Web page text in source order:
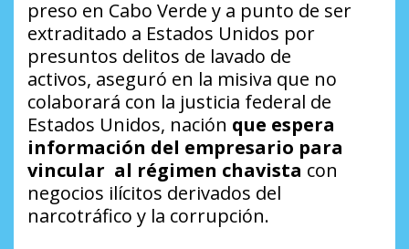
preso en Cabo Verde y a punto de ser
extraditado a Estados Unidos por
presuntos delitos de lavado de
activos, aseguró en la misiva que no
colaborará con la justicia federal de
Estados Unidos, nación que espera
información del empresario para
vincular al régimen chavista con
negocios ilícitos derivados del
narcotráfico y la corrupción.